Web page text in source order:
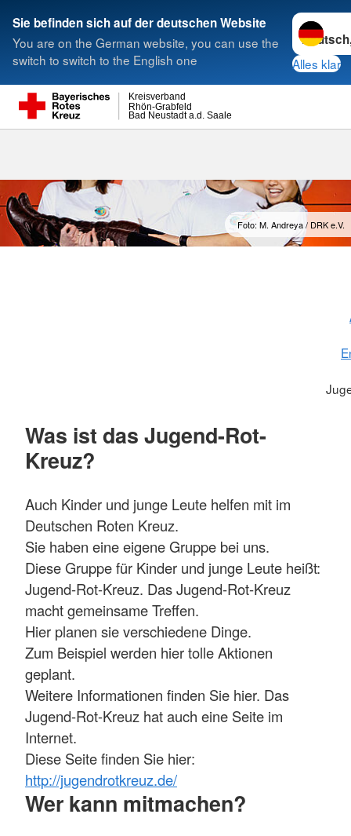
Sie befinden sich auf der deutschen Website
You are on the German website, you can use the
switch to switch to the English one
Sprache
Alles klar
Bad Neustadt a.d. Saale
Rhön-Grabfeld
Kreisverband
Suche
Foto: M. Andreya / DRK e.V.
Was ist das Jugend-Rot-
Kreuz?
Auch Kinder und junge Leute helfen mit im
Deutschen Roten Kreuz.
Sie haben eine eigene Gruppe bei uns.
Diese Gruppe für Kinder und junge Leute heißt:
Jugend-Rot-Kreuz. Das Jugend-Rot-Kreuz
macht gemeinsame Treffen.
Hier planen sie verschiedene Dinge.
Zum Beispiel werden hier tolle Aktionen
geplant.
Weitere Informationen finden Sie hier. Das
Jugend-Rot-Kreuz hat auch eine Seite im
Internet.
Diese Seite finden Sie hier:
http://jugendrotkreuz.de/
Wer kann mitmachen?